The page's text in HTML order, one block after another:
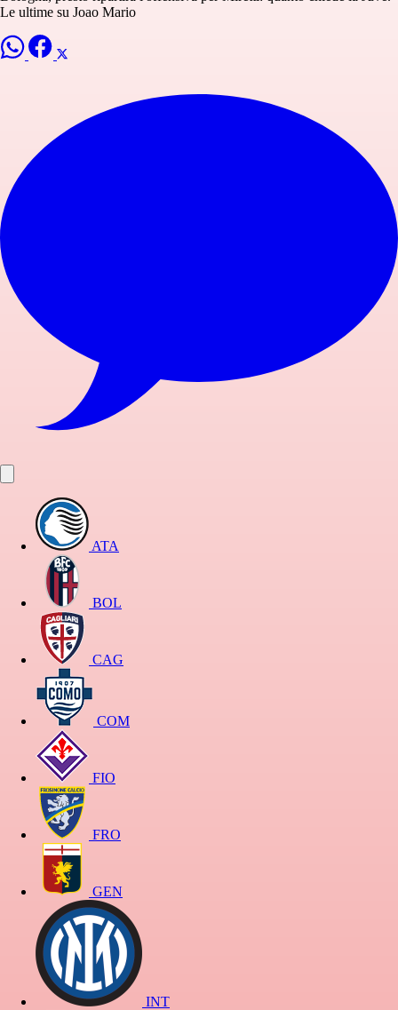
Le ultime su Joao Mario
ATA
BOL
CAG
COM
FIO
FRO
GEN
INT